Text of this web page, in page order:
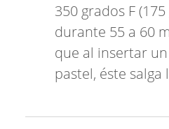
350 grados F
durante 55 a 60
que al insertar
pastel, éste